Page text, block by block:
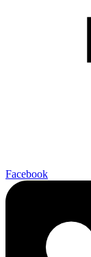
Facebook